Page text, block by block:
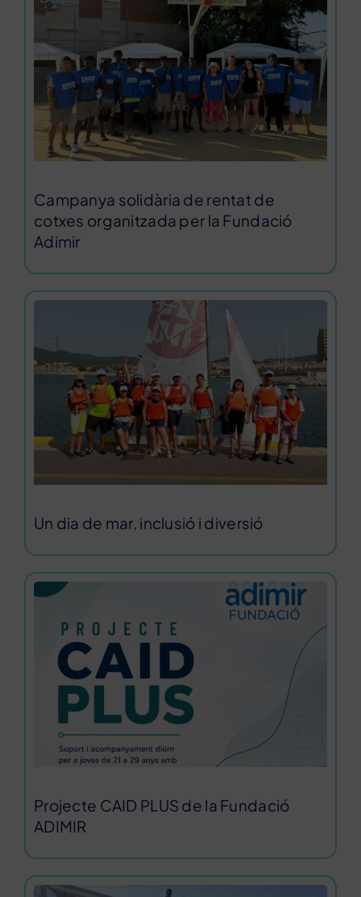
Campanya solidària de rentat de
cotxes organitzada per la Fundació
Adimir
Un dia de mar, inclusió i diversió
Projecte CAID PLUS de la Fundació
ADIMIR